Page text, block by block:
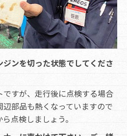
ンを切った状態でしてくださ
すが、走行後に点検する場合
部品も熱くなっていますので
点検しましょう。